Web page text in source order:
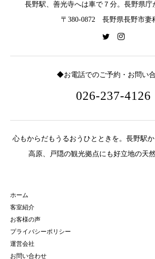
長野駅、善光寺へは車で７分。長野県庁
〒380-0872 長野県長野市妻
◆お電話でのご予約・お問い
026-237-4126
心もからだもうるおうひとときを。長野駅
高原、戸隠の観光拠点にも好立地の天
ホーム
客室紹介
お客様の声
プライバシーポリシー
運営会社
お問い合わせ